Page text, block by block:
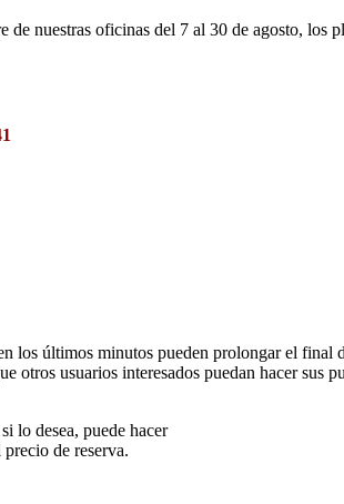
de nuestras oficinas del 7 al 30 de agosto, los
los últimos minutos pueden prolongar el final
otros usuarios interesados puedan hacer
lo desea, puede hacer
de reserva.